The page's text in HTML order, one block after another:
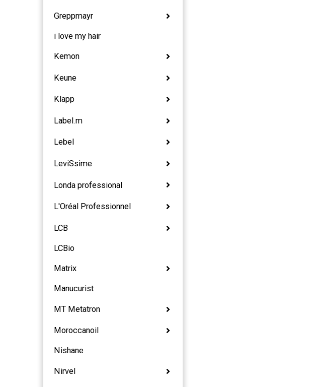
Greppmayr
i love my hair
Kemon
Keune
Klapp
Label.m
Lebel
LeviSsime
Londa professional
L'Oréal Professionnel
LCB
LCBio
Matrix
Manucurist
MT Metatron
Moroccanoil
Nishane
Nirvel